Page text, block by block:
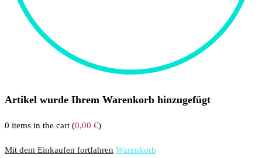
Artikel wurde Ihrem Warenkorb hinzugefügt
0 items in the cart (0,00 €)
Mit dem Einkaufen fortfahren Warenkorb